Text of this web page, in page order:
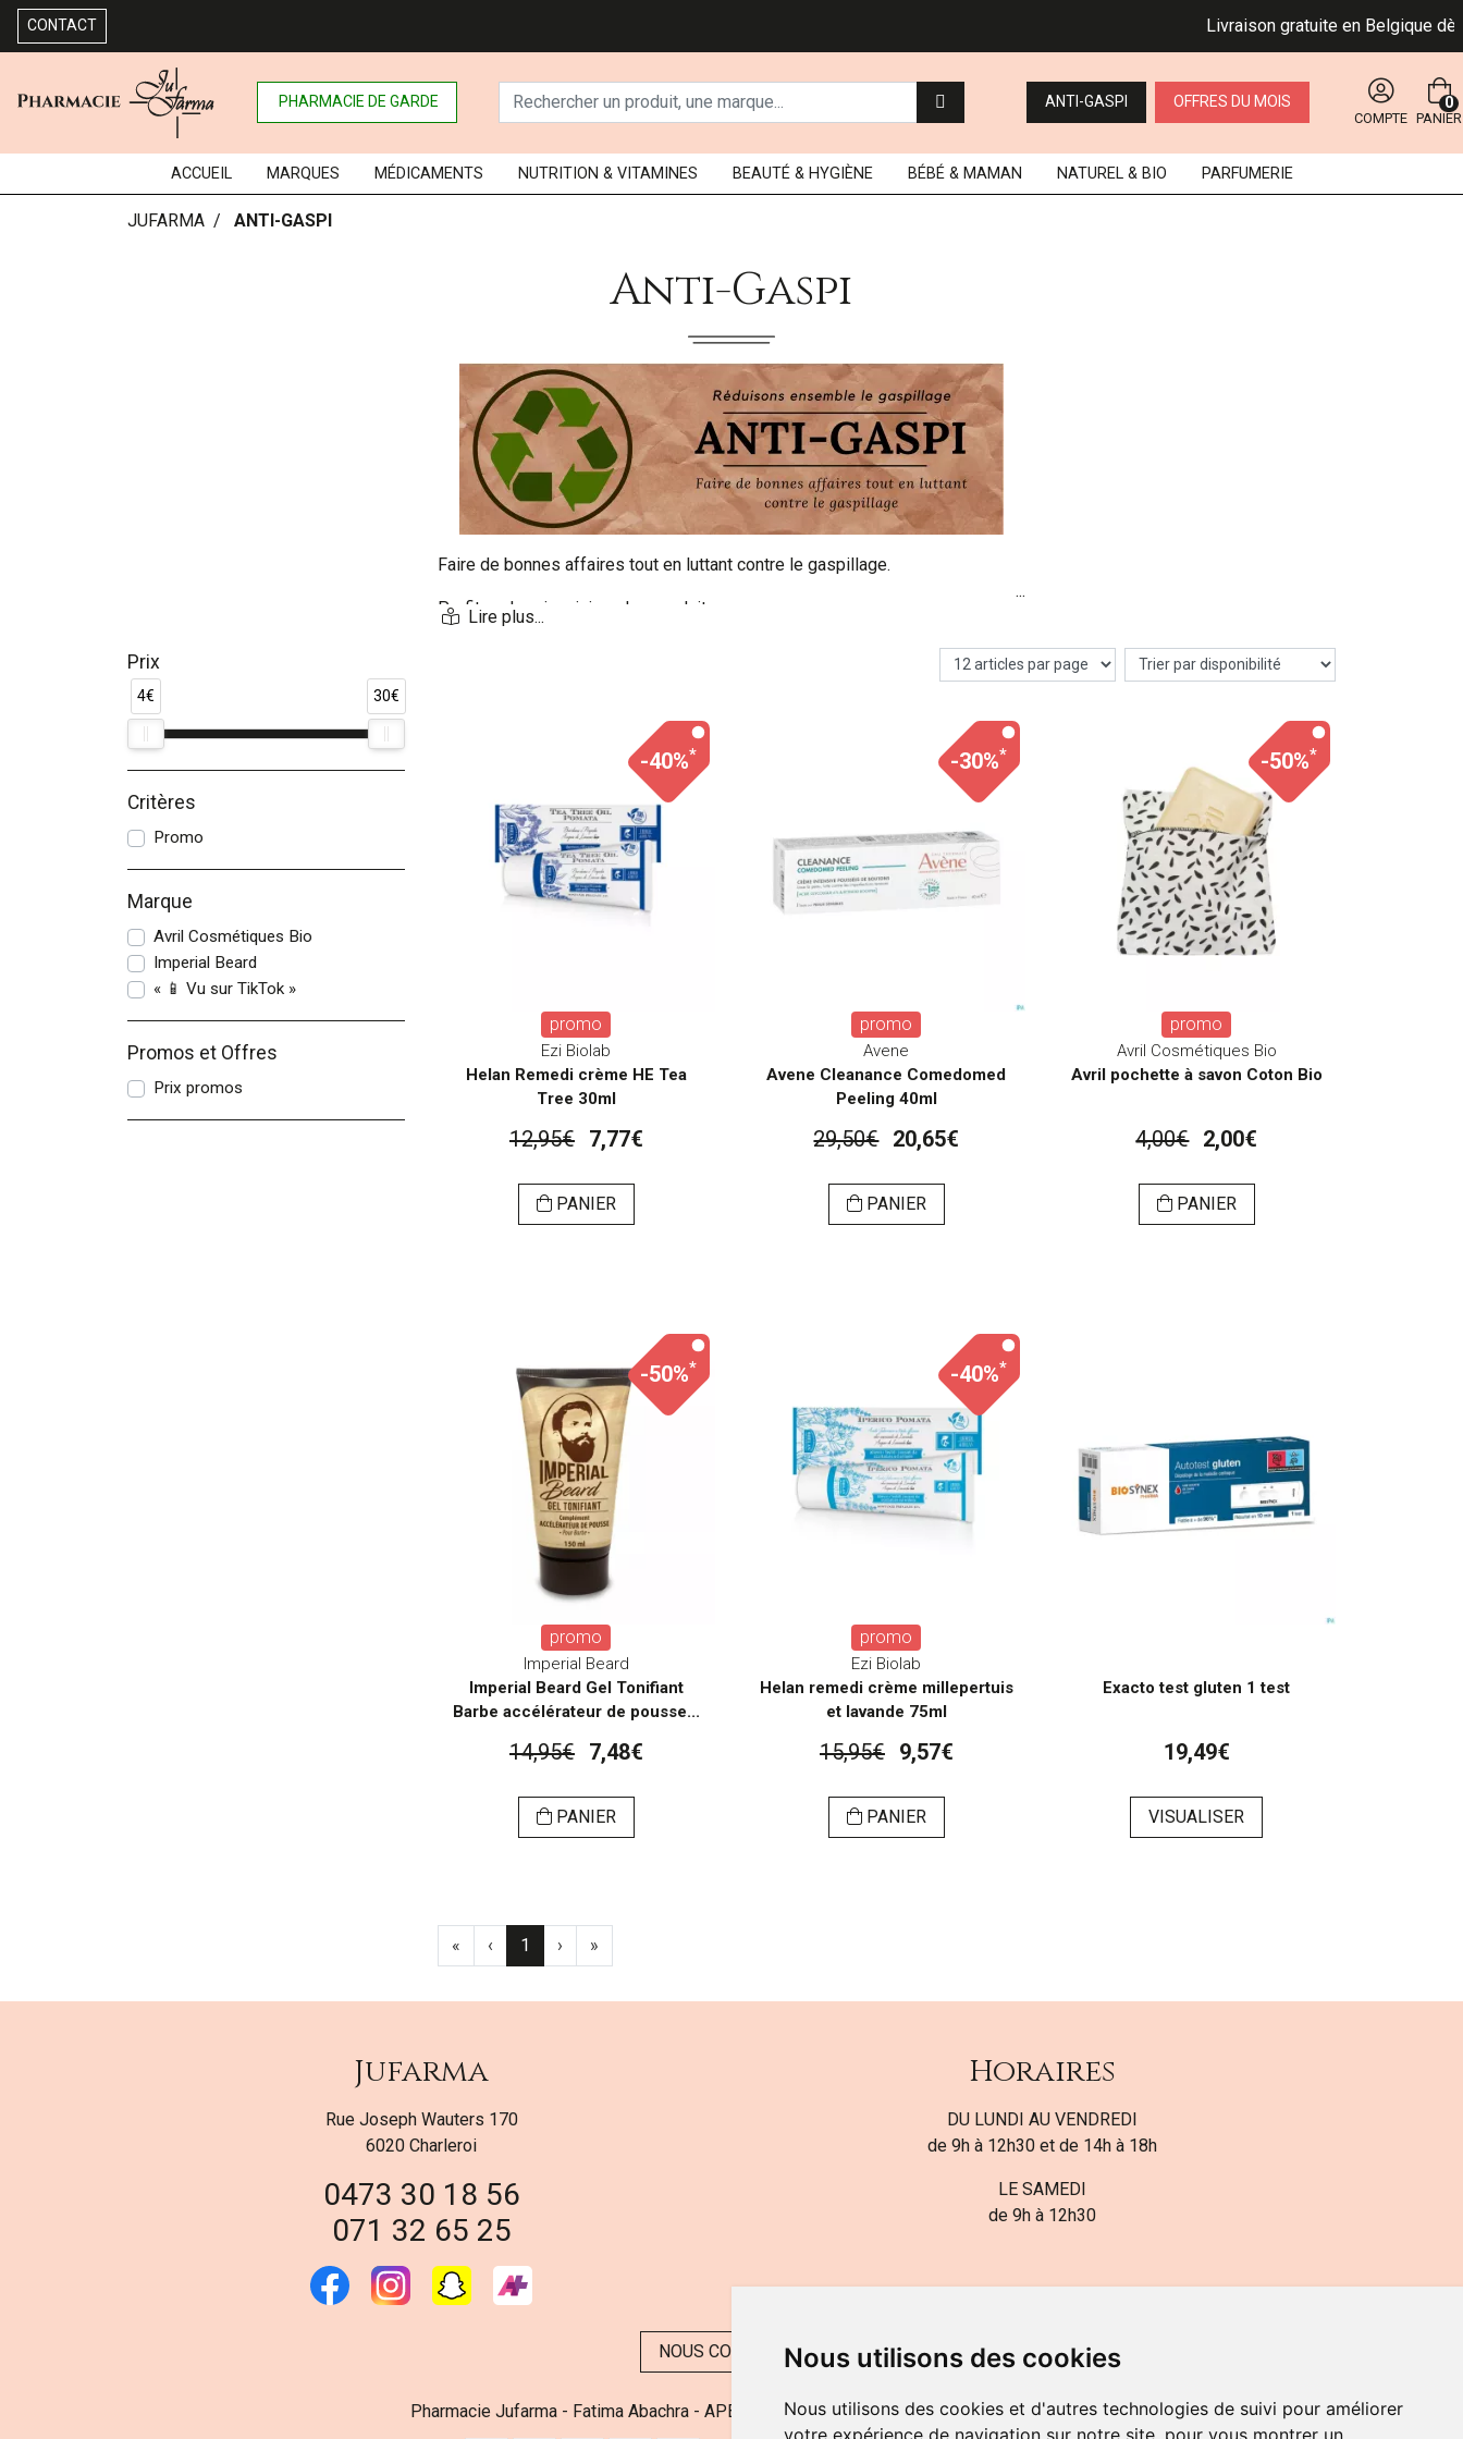
Nous utilisons des cookies
Nous utilisons des cookies et d'autres technologies de suivi pour améliorer
votre expérience de navigation sur notre site, pour vous montrer un
CONTACT Livraison gratuite en Belgique dès
PHARMACIE DE GARDE ANTI-GASPI OFFRES DU MOIS
COMPTE PANIER
0
ACCUEIL MARQUES MÉDICAMENTS NUTRITION & VITAMINES BEAUTÉ & HYGIÈNE BÉBÉ & MAMAN NATUREL & BIO PARFUMERIE
JUFARMA ANTI-GASPI
Anti-Gaspi
Faire de bonnes affaires tout en luttant contre le gaspillage.
Profitez de prix mini sur les produits:
Ces produits sont toujours efficaces.
Prix
4€ 30€
Critères
Promo
Marque
Avril Cosmétiques Bio
Imperial Beard
« 📱 Vu sur TikTok »
Promos et Offres
Prix promos
-40%*
promo
Ezi Biolab
Helan Remedi crème HE Tea
Tree 30ml
12,95€ 7,77€
PANIER
-30%*
promo
Avene
Avene Cleanance Comedomed
Peeling 40ml
29,50€ 20,65€
PANIER
-50%*
promo
Avril Cosmétiques Bio
Avril pochette à savon Coton Bio
4,00€ 2,00€
PANIER
-50%*
promo
Imperial Beard
Imperial Beard Gel Tonifiant
Barbe accélérateur de pousse...
14,95€ 7,48€
PANIER
-40%*
promo
Ezi Biolab
Helan remedi crème millepertuis
et lavande 75ml
15,95€ 9,57€
PANIER
Exacto test gluten 1 test
19,49€
VISUALISER
« ‹ 1 › »
Jufarma
Rue Joseph Wauters 170
6020 Charleroi
0473 30 18 56
071 32 65 25
Horaires
DU LUNDI AU VENDREDI
de 9h à 12h30 et de 14h à 18h
LE SAMEDI
de 9h à 12h30
NOUS CONTACTER
Pharmacie Jufarma - Fatima Abachra - APB 521704 - N° Entreprise BE0882-700-592